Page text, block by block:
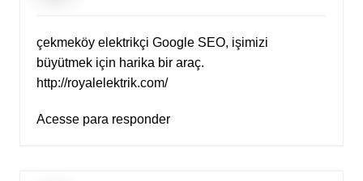
çekmeköy elektrikçi Google SEO, işimizi
büyütmek için harika bir araç.
http://royalelektrik.com/
Acesse para responder